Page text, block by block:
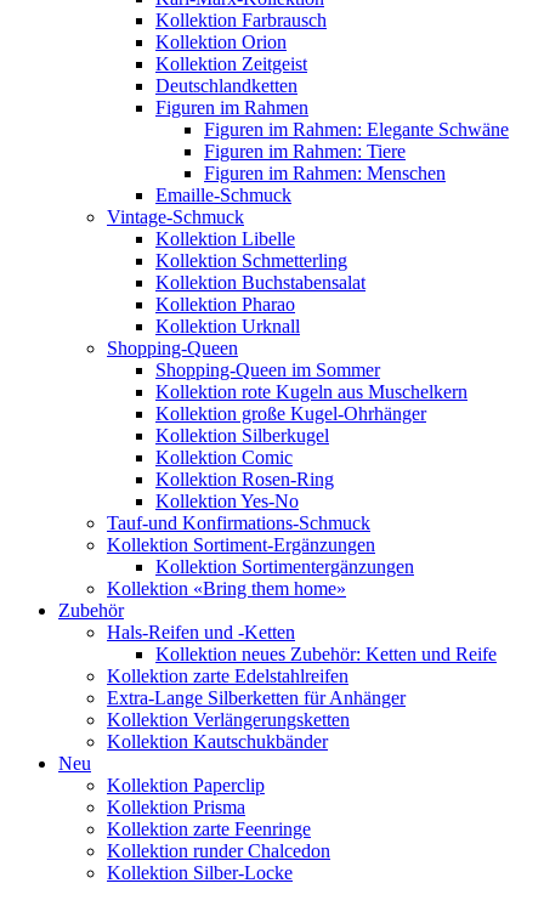
Kollektion Farbrausch
Kollektion Orion
Kollektion Zeitgeist
Deutschlandketten
Figuren im Rahmen
Figuren im Rahmen: Elegante Schwäne
Figuren im Rahmen: Tiere
Figuren im Rahmen: Menschen
Emaille-Schmuck
Vintage-Schmuck
Kollektion Libelle
Kollektion Schmetterling
Kollektion Buchstabensalat
Kollektion Pharao
Kollektion Urknall
Shopping-Queen
Shopping-Queen im Sommer
Kollektion rote Kugeln aus Muschelkern
Kollektion große Kugel-Ohrhänger
Kollektion Silberkugel
Kollektion Comic
Kollektion Rosen-Ring
Kollektion Yes-No
Tauf-und Konfirmations-Schmuck
Kollektion Sortiment-Ergänzungen
Kollektion Sortimentergänzungen
Kollektion «Bring them home»
Zubehör
Hals-Reifen und -Ketten
Kollektion neues Zubehör: Ketten und Reife
Kollektion zarte Edelstahlreifen
Extra-Lange Silberketten für Anhänger
Kollektion Verlängerungsketten
Kollektion Kautschukbänder
Neu
Kollektion Paperclip
Kollektion Prisma
Kollektion zarte Feenringe
Kollektion runder Chalcedon
Kollektion Silber-Locke